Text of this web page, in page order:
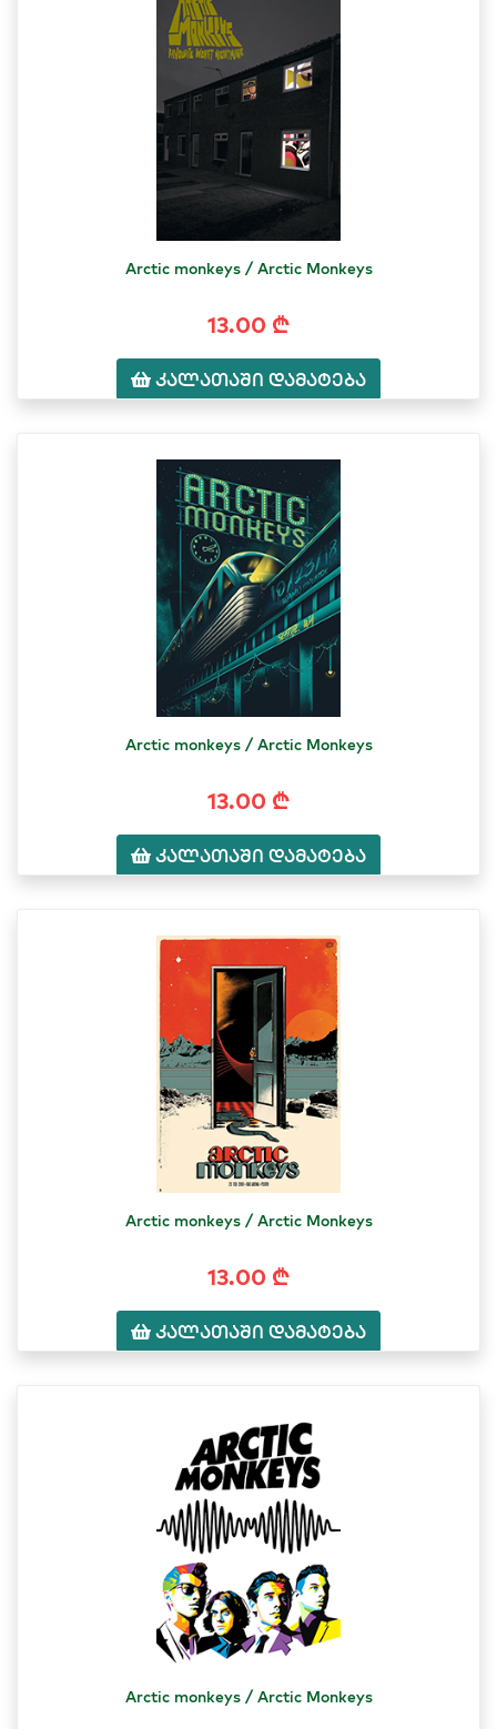
Arctic monkeys / Arctic Monkeys
13.00 ₾
კალათაში დამატება
Arctic monkeys / Arctic Monkeys
13.00 ₾
კალათაში დამატება
Arctic monkeys / Arctic Monkeys
13.00 ₾
კალათაში დამატება
Arctic monkeys / Arctic Monkeys